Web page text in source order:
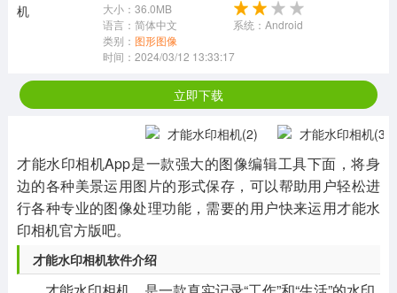
大小：36.0MB
语言：简体中文
系统：Android
类别： 图形图像
时间：2024/03/12 13:33:17
立即下载
才能水印相机App是一款强大的图像编辑工具下面，将身
边的各种美景运用图片的形式保存，可以帮助用户轻松进
行各种专业的图像处理功能，需要的用户快来运用才能水
印相机官方版吧。
才能水印相机软件介绍